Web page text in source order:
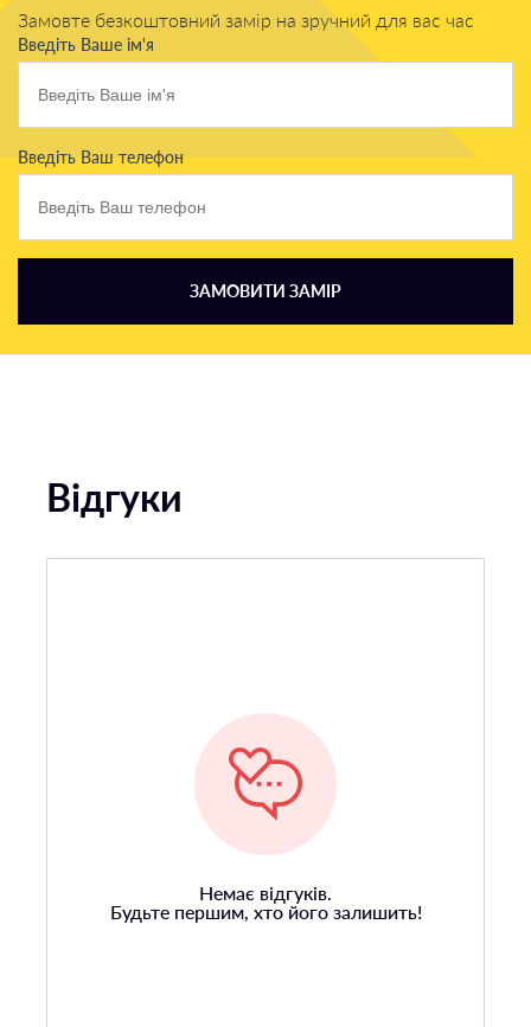
Замовте безкоштовний замір на зручний для вас час
Введіть Ваше ім'я
Введіть Ваш телефон
ЗАМОВИТИ ЗАМІР
Відгуки
Немає відгуків.
Будьте першим, хто його залишить!